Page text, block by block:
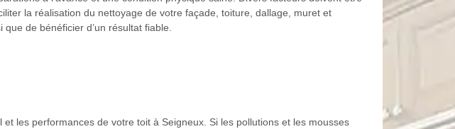
la réalisation du nettoyage de votre façade, toiture, dallage, muret et
de bénéficier d’un résultat fiable.
les performances de votre toit à Seigneux. Si les pollutions et les mousses